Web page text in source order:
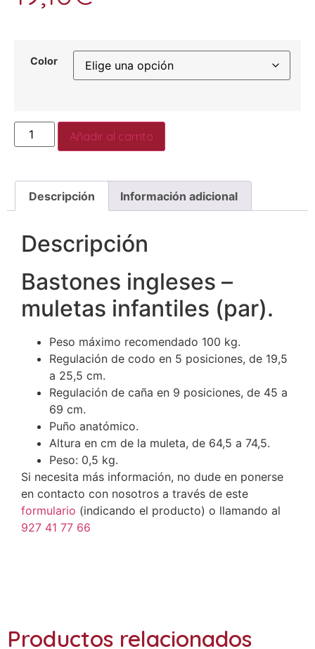
Color
Añadir al carrito
Descripción Información adicional
Descripción
Bastones ingleses –
muletas infantiles (par).
Peso máximo recomendado 100 kg.
Regulación de codo en 5 posiciones, de 19,5
a 25,5 cm.
Regulación de caña en 9 posiciones, de 45 a
69 cm.
Puño anatómico.
Altura en cm de la muleta, de 64,5 a 74,5.
Peso: 0,5 kg.
Si necesita más información, no dude en ponerse
en contacto con nosotros a través de este
formulario (indicando el producto) o llamando al
927 41 77 66
Productos relacionados